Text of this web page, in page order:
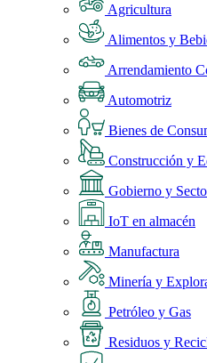
Agricultura
Alimentos y
Arrendamiento
Automotriz
Bienes de
Construcción y
Gobierno y
IoT en almacén
Manufactura
Minería y
Petróleo y Gas
Residuos y